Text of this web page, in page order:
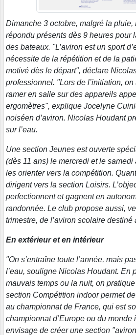
Dimanche 3 octobre, malgré la pluie,
répondu présents dès 9 heures pour
des bateaux. "L’aviron est un sport
nécessite de la répétition et de la
motivé dès le départ", déclare
professionnel. "Lors de l’initiation, on
ramer en salle sur des appareils
ergomètres", explique Jocelyne
noiséen d’aviron. Nicolas Houdant
sur l’eau.
Une section Jeunes est ouverte
(dès 11 ans) le mercredi et le
les orienter vers la compétition.
dirigent vers la section Loisirs.
perfectionnent et gagnent en
randonnée. Le club propose aussi,
trimestre, de l’aviron scolaire destiné
En extérieur et en intérieur
"On s’entraîne toute l’année, mais
l’eau, souligne Nicolas Houdant. En
mauvais temps ou la nuit, on
section Compétition indoor permet
au championnat de France, qui est
championnat d’Europe ou du monde
envisage de créer une section